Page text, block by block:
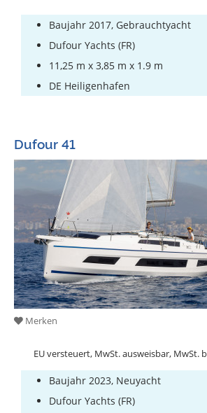
Baujahr 2017, Gebrauchtyacht
Dufour Yachts (FR)
11,25 m x 3,85 m x 1.9 m
DE Heiligenhafen
Dufour 41
Merken
EU versteuert, MwSt. ausweisbar, MwSt.
Baujahr 2023, Neuyacht
Dufour Yachts (FR)